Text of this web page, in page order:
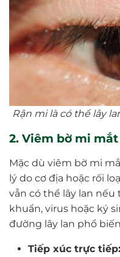
Rận mi là có thể lây
2. Viêm bờ mi
Mặc dù viêm bờ mi
lý do cơ địa hoặc rối
vẫn có thể lây lan nếu
khuẩn, virus hoặc ký
đường lây lan phổ
Tiếp xúc trực tiếp: